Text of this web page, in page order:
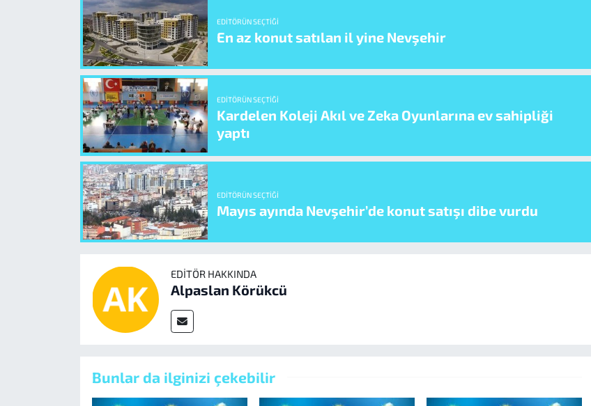
EDITÖRÜN SEÇTIĞI
En az konut satılan il yine Nevşehir
EDITÖRÜN SEÇTIĞI
Kardelen Koleji Akıl ve Zeka Oyunlarına ev sahipliği
yaptı
EDITÖRÜN SEÇTIĞI
Mayıs ayında Nevşehir’de konut satışı dibe vurdu
EDITÖR HAKKINDA
Alpaslan Körükcü
Bunlar da ilginizi çekebilir